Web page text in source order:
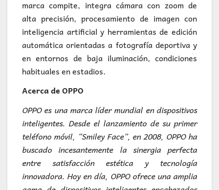
marca compite, integra cámara con zoom de
alta precisión, procesamiento de imagen con
inteligencia artificial y herramientas de edición
automática orientadas a fotografía deportiva y
en entornos de baja iluminación, condiciones
habituales en estadios.
Acerca de OPPO
OPPO es una marca líder mundial en dispositivos
inteligentes. Desde el lanzamiento de su primer
teléfono móvil, “Smiley Face”, en 2008, OPPO ha
buscado incesantemente la sinergia perfecta
entre satisfacción estética y tecnología
innovadora. Hoy en día, OPPO ofrece una amplia